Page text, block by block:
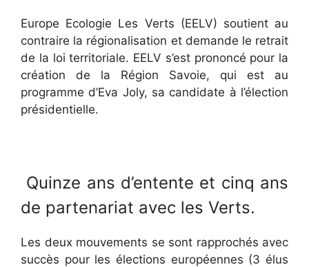
Europe Ecologie Les Verts (EELV) soutient au
contraire la régionalisation et demande le retrait
de la loi territoriale. EELV s’est prononcé pour la
création de la Région Savoie, qui est au
programme d’Eva Joly, sa candidate à l’élection
présidentielle.
Quinze ans d’entente et cinq ans
de partenariat avec les Verts.
Les deux mouvements se sont rapprochés avec
succès pour les élections européennes (3 élus